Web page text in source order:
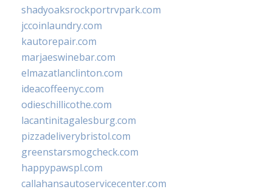
shadyoaksrockportrvpark.com
jccoinlaundry.com
kautorepair.com
marjaeswinebar.com
elmazatlanclinton.com
ideacoffeenyc.com
odieschillicothe.com
lacantinitagalesburg.com
pizzadeliverybristol.com
greenstarsmogcheck.com
happypawspl.com
callahansautoservicecenter.com